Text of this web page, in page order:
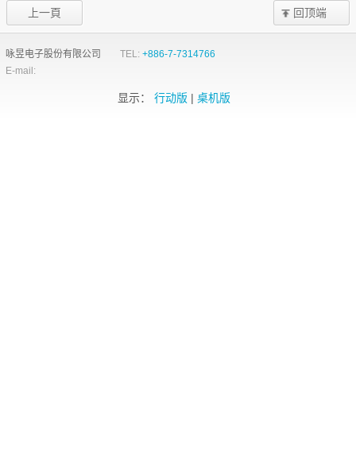
上一頁 回顶端
咏昱电子股份有限公司 TEL:+886-7-7314766
E-mail:
显示： 行动版 | 桌机版